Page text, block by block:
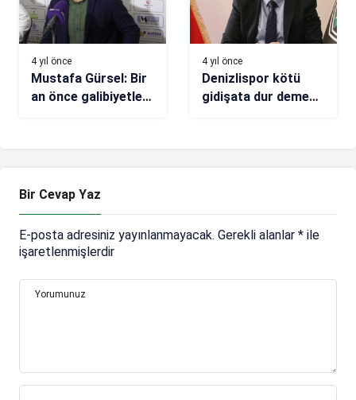
4 yıl önce
Mustafa Gürsel: Bir
an önce galibiyetle
4 yıl önce
Denizlispor kötü
gidişata dur demek
Bir Cevap Yaz
E-posta adresiniz yayınlanmayacak. Gerekli alanlar * ile
işaretlenmişlerdir
Yorumunuz